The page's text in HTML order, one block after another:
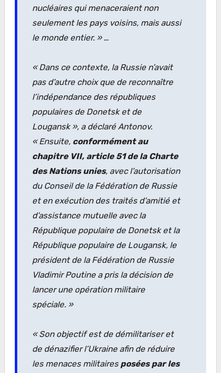
nucléaires qui menaceraient non
seulement les pays voisins, mais aussi
le monde entier. » …
« Dans ce contexte, la Russie n’avait
pas d’autre choix que de reconnaître
l’indépendance des républiques
populaires de Donetsk et de
Lougansk », a déclaré Antonov.
« Ensuite, conformément au
chapitre VII, article 51 de la Charte
des Nations unies, avec l’autorisation
du Conseil de la Fédération de Russie
et en exécution des traités d’amitié et
d’assistance mutuelle avec la
République populaire de Donetsk et la
République populaire de Lougansk, le
président de la Fédération de Russie
Vladimir Poutine a pris la décision de
lancer une opération militaire
spéciale. »
« Son objectif est de démilitariser et
de dénazifier l’Ukraine afin de réduire
les menaces militaires posées par les